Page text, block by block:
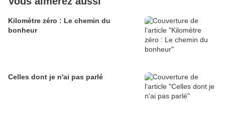
Kilomètre zéro : Le chemin du
bonheur
Celles dont je n'ai pas parlé